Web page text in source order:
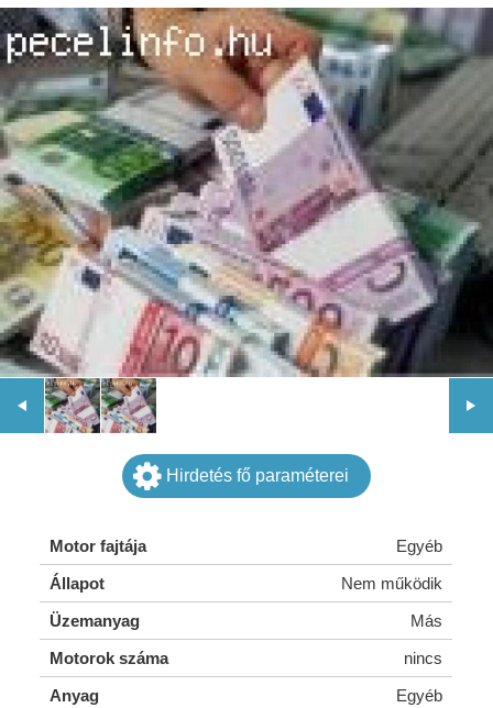
Hirdetés fő paraméterei
Motor fajtája
Egyéb
Állapot
Nem működik
Üzemanyag
Más
Motorok száma
nincs
Anyag
Egyéb